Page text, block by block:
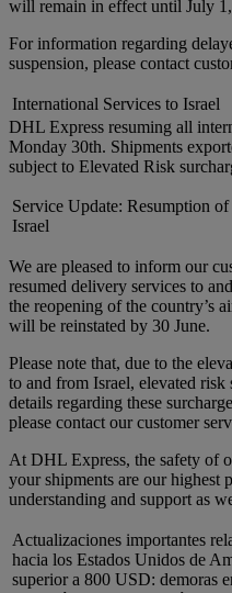
will remain in effect until July
For information regarding
suspension, please contact
International Services to Israel
DHL Express resuming all
Monday 30th. Shipments
subject to Elevated Risk
Service Update: Resumption
Israel
We are pleased to inform our
resumed delivery services to
the reopening of the country’s
will be reinstated by 30 June.
Please note that, due to the
to and from Israel, elevated
details regarding these
please contact our customer
At DHL Express, the safety of
your shipments are our highest
understanding and support as
Actualizaciones importantes
hacia los Estados Unidos de
superior a 800 USD: demoras